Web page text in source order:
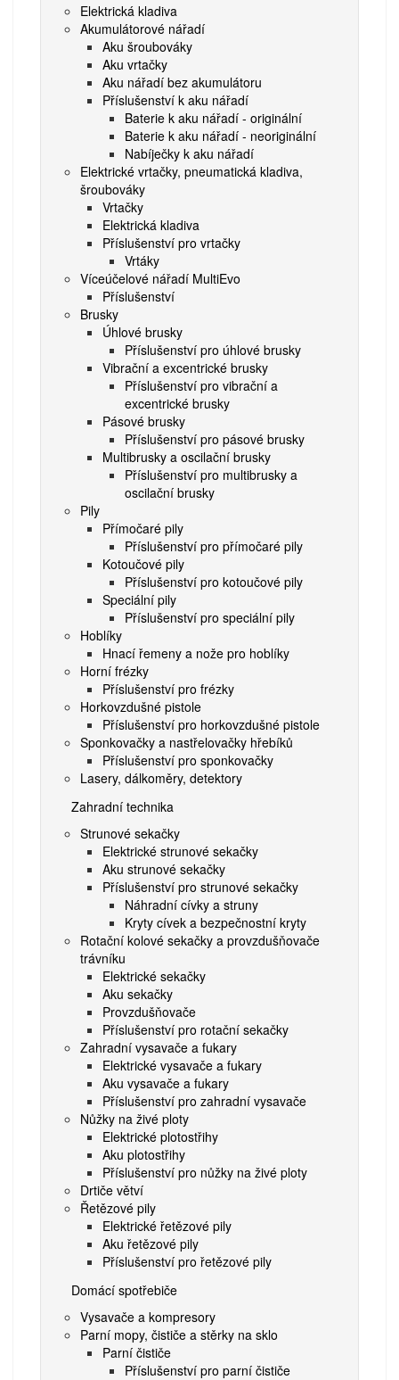
Elektrická kladiva
Akumulátorové nářadí
Aku šroubováky
Aku vrtačky
Aku nářadí bez akumulátoru
Příslušenství k aku nářadí
Baterie k aku nářadí - originální
Baterie k aku nářadí - neoriginální
Nabíječky k aku nářadí
Elektrické vrtačky, pneumatická kladiva,
šroubováky
Vrtačky
Elektrická kladiva
Příslušenství pro vrtačky
Vrtáky
Víceúčelové nářadí MultiEvo
Příslušenství
Brusky
Úhlové brusky
Příslušenství pro úhlové brusky
Vibrační a excentrické brusky
Příslušenství pro vibrační a
excentrické brusky
Pásové brusky
Příslušenství pro pásové brusky
Multibrusky a oscilační brusky
Příslušenství pro multibrusky a
oscilační brusky
Pily
Přímočaré pily
Příslušenství pro přímočaré pily
Kotoučové pily
Příslušenství pro kotoučové pily
Speciální pily
Příslušenství pro speciální pily
Hoblíky
Hnací řemeny a nože pro hoblíky
Horní frézky
Příslušenství pro frézky
Horkovzdušné pistole
Příslušenství pro horkovzdušné pistole
Sponkovačky a nastřelovačky hřebíků
Příslušenství pro sponkovačky
Lasery, dálkoměry, detektory
Zahradní technika
Strunové sekačky
Elektrické strunové sekačky
Aku strunové sekačky
Příslušenství pro strunové sekačky
Náhradní cívky a struny
Kryty cívek a bezpečnostní kryty
Rotační kolové sekačky a provzdušňovače
trávníku
Elektrické sekačky
Aku sekačky
Provzdušňovače
Příslušenství pro rotační sekačky
Zahradní vysavače a fukary
Elektrické vysavače a fukary
Aku vysavače a fukary
Příslušenství pro zahradní vysavače
Nůžky na živé ploty
Elektrické plotostřihy
Aku plotostřihy
Příslušenství pro nůžky na živé ploty
Drtiče větví
Řetězové pily
Elektrické řetězové pily
Aku řetězové pily
Příslušenství pro řetězové pily
Domácí spotřebiče
Vysavače a kompresory
Parní mopy, čističe a stěrky na sklo
Parní čističe
Příslušenství pro parní čističe